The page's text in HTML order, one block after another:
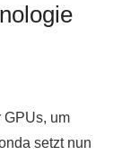
GPUs, um
setzt nun